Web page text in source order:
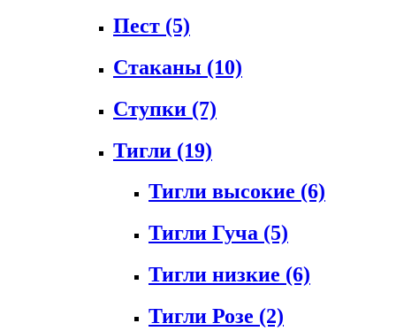
Пест (5)
Стаканы (10)
Ступки (7)
Тигли (19)
Тигли высокие (6)
Тигли Гуча (5)
Тигли низкие (6)
Тигли Розе (2)